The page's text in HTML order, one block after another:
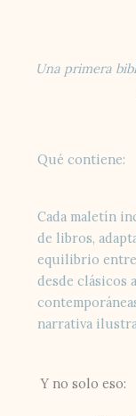
Una primera
Qué contiene:
Cada maletín
de libros,
equilibrio
desde clásicos
narrativa
Y no solo eso: